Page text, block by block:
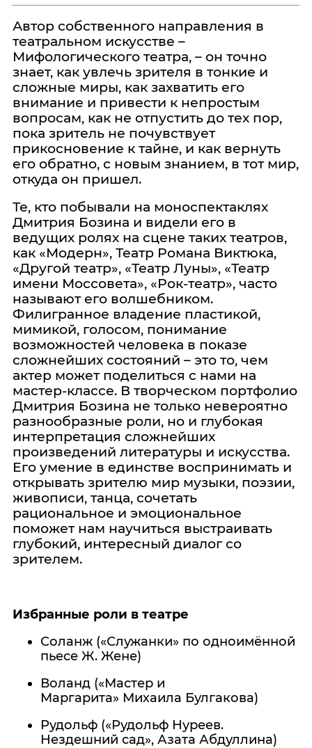
Автор собственного направления в
театральном искусстве –
Мифологического театра, – он точно
знает, как увлечь зрителя в тонкие и
сложные миры, как захватить его
внимание и привести к непростым
вопросам, как не отпустить до тех пор,
пока зритель не почувствует
прикосновение к тайне, и как вернуть
его обратно, с новым знанием, в тот мир,
откуда он пришел.
Те, кто побывали на моноспектаклях
Дмитрия Бозина и видели его в
ведущих ролях на сцене таких театров,
как «Модерн», Театр Романа Виктюка,
«Другой театр», «Театр Луны», «Театр
имени Моссовета», «Рок-театр», часто
называют его волшебником.
Филигранное владение пластикой,
мимикой, голосом, понимание
возможностей человека в показе
сложнейших состояний – это то, чем
актер может поделиться с нами на
мастер-классе. В творческом портфолио
Дмитрия Бозина не только невероятно
разнообразные роли, но и глубокая
интерпретация сложнейших
произведений литературы и искусства.
Его умение в единстве воспринимать и
открывать зрителю мир музыки, поэзии,
живописи, танца, сочетать
рациональное и эмоциональное
поможет нам научиться выстраивать
глубокий, интересный диалог со
зрителем.
Избранные роли в театре
Соланж («Служанки» по одноимённой
пьесе Ж. Жене)
Воланд («Мастер и
Маргарита» Михаила Булгакова)
Рудольф («Рудольф Нуреев.
Нездешний сад», Азата Абдуллина)